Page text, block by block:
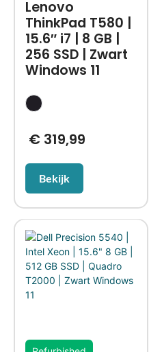
Lenovo
ThinkPad T580 |
15.6″ i7 | 8 GB |
256 SSD | Zwart
Windows 11
€319,99
Bekijk